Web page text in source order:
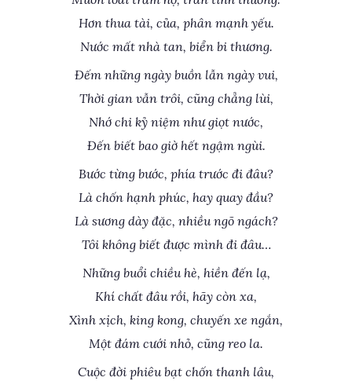
Hơn thua tài, của, phân mạnh yếu.
Nước mất nhà tan, biển bi thương.
Đếm những ngày buồn lẫn ngày vui,
Thời gian vẫn trôi, cũng chẳng lùi,
Nhớ chi kỷ niệm như giọt nước,
Đến biết bao giờ hết ngậm ngùi.
Bước từng bước, phía trước đi đâu?
Là chốn hạnh phúc, hay quay đầu?
Là sương dày đặc, nhiều ngõ ngách?
Tôi không biết được mình đi đâu…
Những buổi chiều hè, hiền đến lạ,
Khí chất đâu rồi, hãy còn xa,
Xình xịch, king kong, chuyến xe ngắn,
Một đám cưới nhỏ, cũng reo la.
Cuộc đời phiêu bạt chốn thanh lâu,